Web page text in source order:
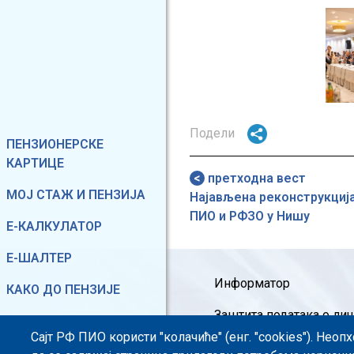
Фиксирани мени
ПЕНЗИОНЕРСКЕ
КАРТИЦЕ
МОЈ СТАЖ И ПЕНЗИЈА
Е-КАЛКУЛАТОР
Е-ШАЛТЕР
КАКО ДО ПЕНЗИЈЕ
Подели
претходна вест
Најављена
ПИО и РФЗО у Нишу
Footer menu
Информатор
Заштита података о
Информације од јавног
Сајт РФ ПИО користи "колачиће" (енг. "cookies").